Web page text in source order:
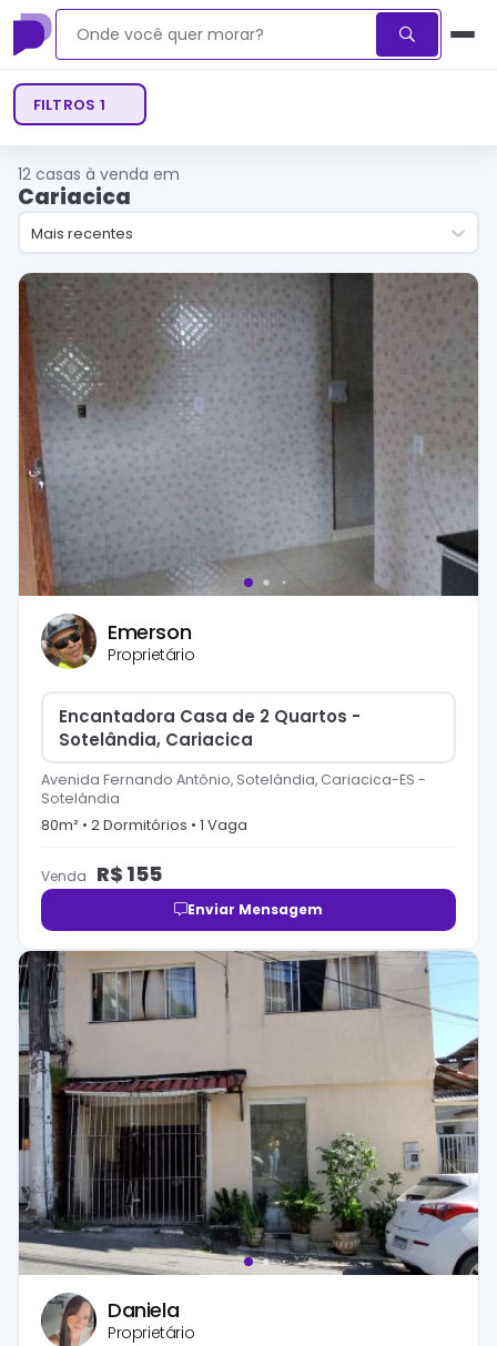
FILTROS 1
12 casas à venda em
Cariacica
Mais recentes
Emerson
Proprietário
Encantadora Casa de 2 Quartos -
Sotelândia, Cariacica
Avenida Fernando Antônio, Sotelândia, Cariacica-ES -
Sotelândia
80m² • 2Dormitórios • 1 Vaga
Venda R$ 155
Enviar Mensagem
Daniela
Proprietário